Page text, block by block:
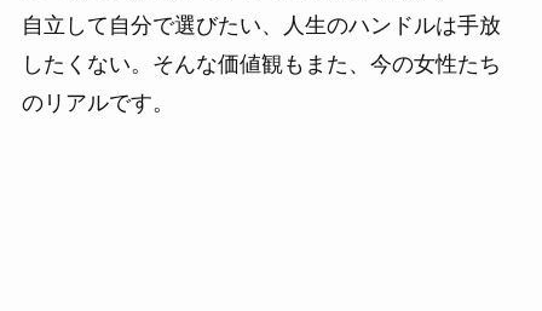
自立して自分で選びたい、人生のハンドルは手放
したくない。そんな価値観もまた、今の女性たち
のリアルです。